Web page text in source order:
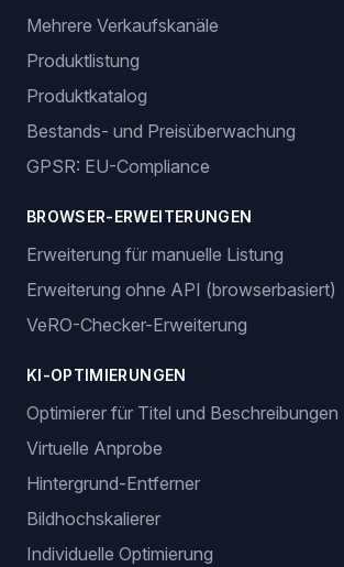
Mehrere Verkaufskanäle
Produktlistung
Produktkatalog
Bestands- und Preisüberwachung
GPSR: EU-Compliance
BROWSER-ERWEITERUNGEN
Erweiterung für manuelle Listung
Erweiterung ohne API (browserbasiert)
VeRO-Checker-Erweiterung
KI-OPTIMIERUNGEN
Optimierer für Titel und Beschreibungen
Virtuelle Anprobe
Hintergrund-Entferner
Bildhochskalierer
Individuelle Optimierung